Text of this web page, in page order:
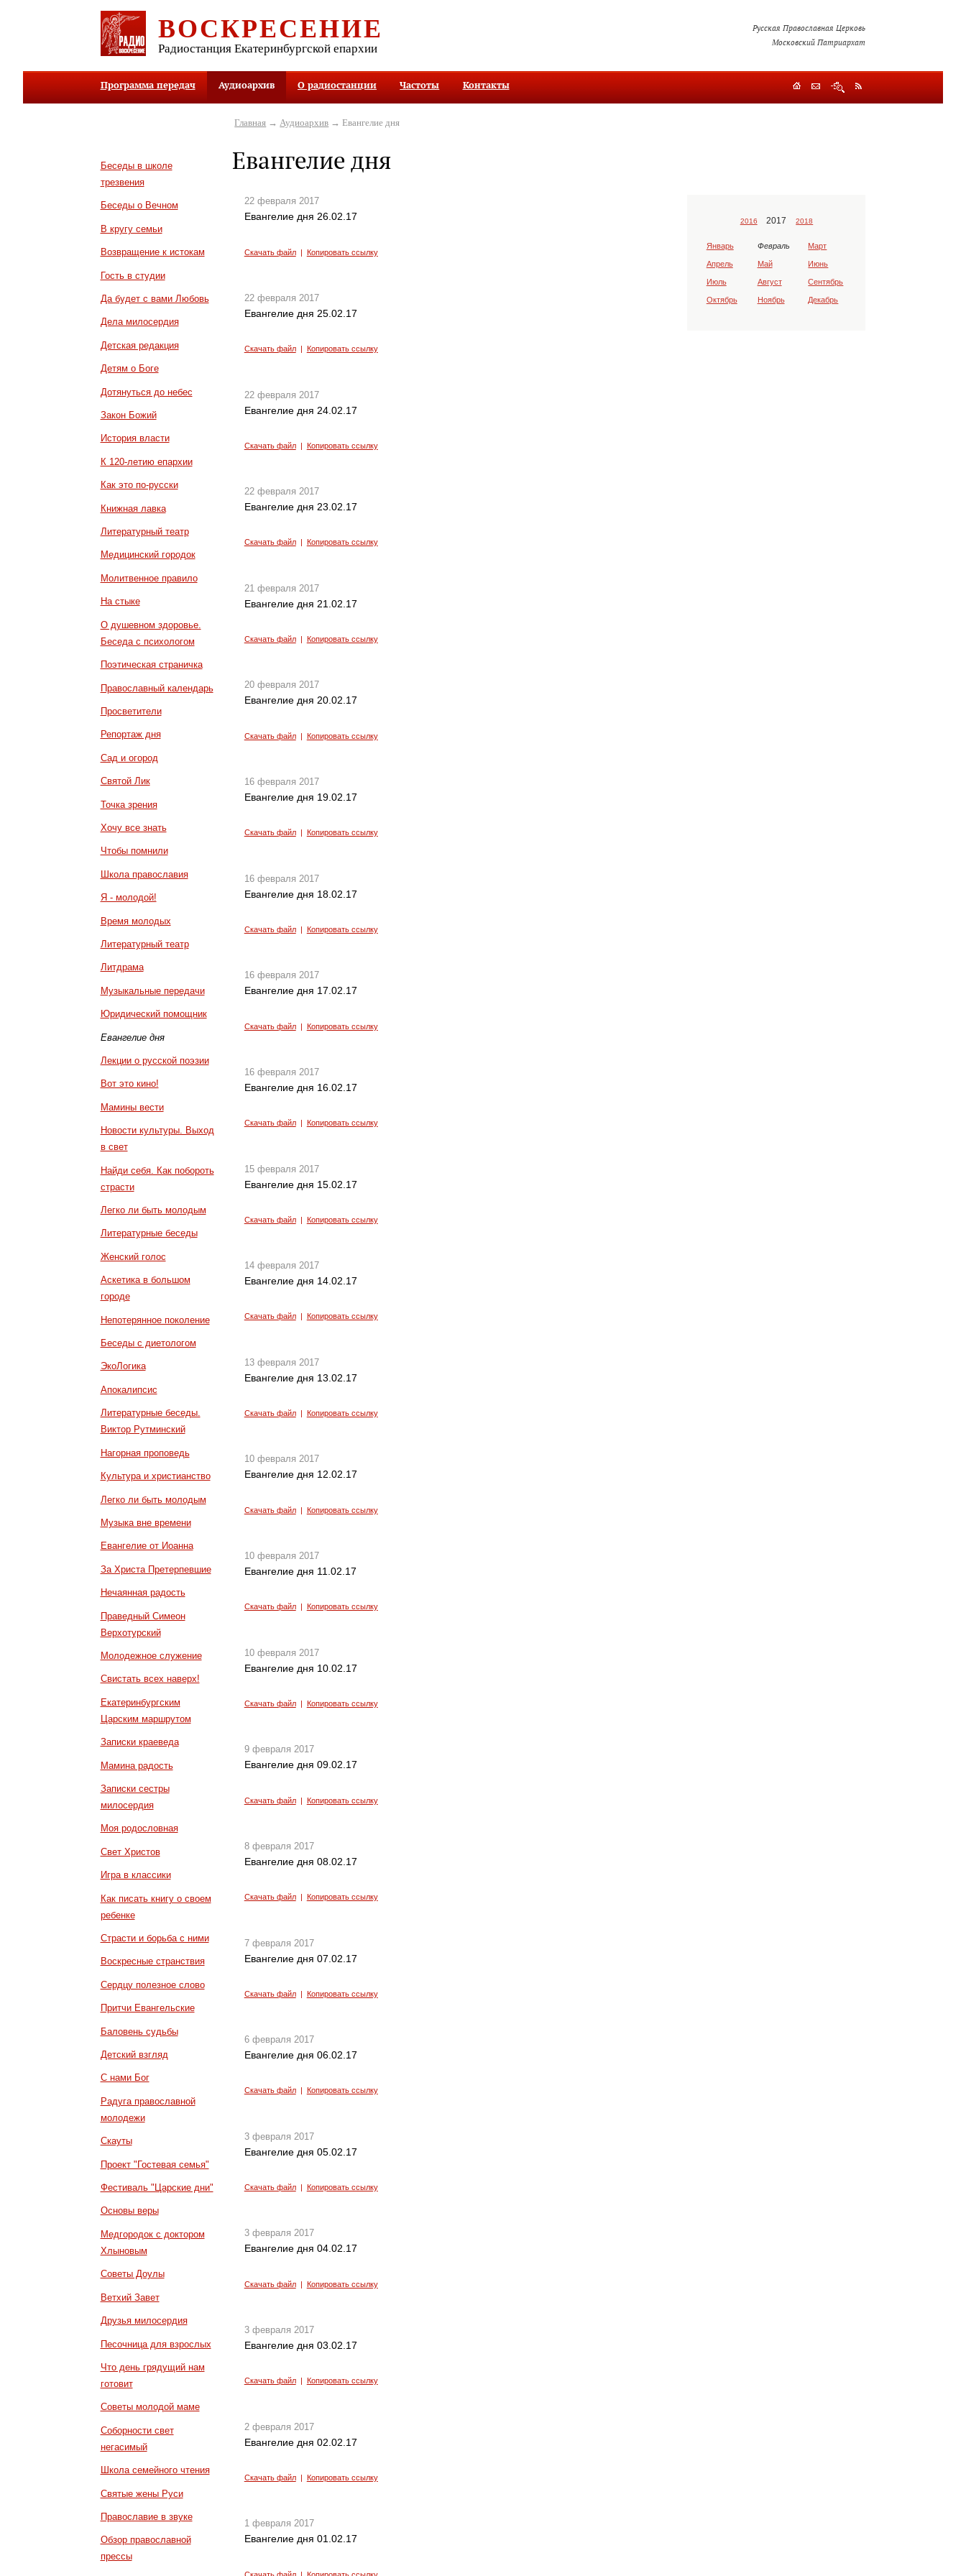
ВОСКРЕСЕНИЕ
Радиостанция Екатеринбургской епархии
Русская Православная Церковь
Московский Патриархат
Программа передач Аудиоархив О радиостанции Частоты Контакты
Беседы в школе
трезвения
Беседы о Вечном
В кругу семьи
Возвращение к истокам
Гость в студии
Да будет с вами Любовь
Дела милосердия
Детская редакция
Детям о Боге
Дотянуться до небес
Закон Божий
История власти
К 120-летию епархии
Как это по-русски
Книжная лавка
Литературный театр
Медицинский городок
Молитвенное правило
На стыке
О душевном здоровье.
Беседа с психологом
Поэтическая страничка
Православный календарь
Просветители
Репортаж дня
Сад и огород
Святой Лик
Точка зрения
Хочу все знать
Чтобы помнили
Школа православия
Я - молодой!
Время молодых
Литературный театр
Литдрама
Музыкальные передачи
Юридический помощник
Евангелие дня
Лекции о русской поэзии
Вот это кино!
Мамины вести
Новости культуры. Выход
в свет
Найди себя. Как побороть
страсти
Легко ли быть молодым
Литературные беседы
Женский голос
Аскетика в большом
городе
Непотерянное поколение
Беседы с диетологом
ЭкоЛогика
Апокалипсис
Литературные беседы.
Виктор Рутминский
Нагорная проповедь
Культура и христианство
Легко ли быть молодым
Музыка вне времени
Евангелие от Иоанна
За Христа Претерпевшие
Нечаянная радость
Праведный Симеон
Верхотурский
Молодежное служение
Свистать всех наверх!
Екатеринбургским
Царским маршрутом
Записки краеведа
Мамина радость
Записки сестры
милосердия
Моя родословная
Свет Христов
Игра в классики
Как писать книгу о своем
ребенке
Страсти и борьба с ними
Воскресные странствия
Сердцу полезное слово
Притчи Евангельские
Баловень судьбы
Детский взгляд
С нами Бог
Радуга православной
молодежи
Скауты
Проект "Гостевая семья"
Фестиваль "Царские дни"
Основы веры
Медгородок с доктором
Хлыновым
Советы Доулы
Ветхий Завет
Друзья милосердия
Песочница для взрослых
Что день грядущий нам
готовит
Советы молодой маме
Соборности свет
негасимый
Школа семейного чтения
Святые жены Руси
Православие в звуке
Обзор православной
прессы
Главная → Аудиоархив → Евангелие дня
Евангелие дня
22 февраля 2017
Евангелие дня 26.02.17
Скачать файл| Копировать ссылку
22 февраля 2017
Евангелие дня 25.02.17
Скачать файл| Копировать ссылку
22 февраля 2017
Евангелие дня 24.02.17
Скачать файл| Копировать ссылку
22 февраля 2017
Евангелие дня 23.02.17
Скачать файл| Копировать ссылку
21 февраля 2017
Евангелие дня 21.02.17
Скачать файл| Копировать ссылку
20 февраля 2017
Евангелие дня 20.02.17
Скачать файл| Копировать ссылку
16 февраля 2017
Евангелие дня 19.02.17
Скачать файл| Копировать ссылку
16 февраля 2017
Евангелие дня 18.02.17
Скачать файл| Копировать ссылку
16 февраля 2017
Евангелие дня 17.02.17
Скачать файл| Копировать ссылку
16 февраля 2017
Евангелие дня 16.02.17
Скачать файл| Копировать ссылку
15 февраля 2017
Евангелие дня 15.02.17
Скачать файл| Копировать ссылку
14 февраля 2017
Евангелие дня 14.02.17
Скачать файл| Копировать ссылку
13 февраля 2017
Евангелие дня 13.02.17
Скачать файл| Копировать ссылку
10 февраля 2017
Евангелие дня 12.02.17
Скачать файл| Копировать ссылку
10 февраля 2017
Евангелие дня 11.02.17
Скачать файл| Копировать ссылку
10 февраля 2017
Евангелие дня 10.02.17
Скачать файл| Копировать ссылку
9 февраля 2017
Евангелие дня 09.02.17
Скачать файл| Копировать ссылку
8 февраля 2017
Евангелие дня 08.02.17
Скачать файл| Копировать ссылку
7 февраля 2017
Евангелие дня 07.02.17
Скачать файл| Копировать ссылку
6 февраля 2017
Евангелие дня 06.02.17
Скачать файл| Копировать ссылку
3 февраля 2017
Евангелие дня 05.02.17
Скачать файл| Копировать ссылку
3 февраля 2017
Евангелие дня 04.02.17
Скачать файл| Копировать ссылку
3 февраля 2017
Евангелие дня 03.02.17
Скачать файл| Копировать ссылку
2 февраля 2017
Евангелие дня 02.02.17
Скачать файл| Копировать ссылку
1 февраля 2017
Евангелие дня 01.02.17
Скачать файл| Копировать ссылку
2016 2017 2018
Январь Февраль Март
Апрель Май Июнь
Июль Август Сентябрь
Октябрь Ноябрь Декабрь